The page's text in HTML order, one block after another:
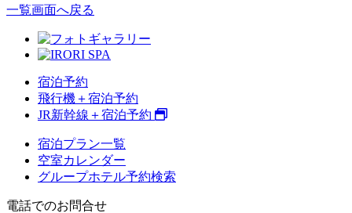
一覧画面へ戻る
宿泊予約
飛行機＋宿泊予約
JR新幹線＋宿泊予約
宿泊プラン一覧
空室カレンダー
グループホテル予約検索
電話でのお問合せ